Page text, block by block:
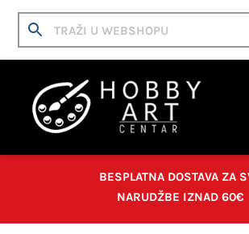
BESPLATNA DOSTAVA ZA
NARUDŽBE IZNAD 60€